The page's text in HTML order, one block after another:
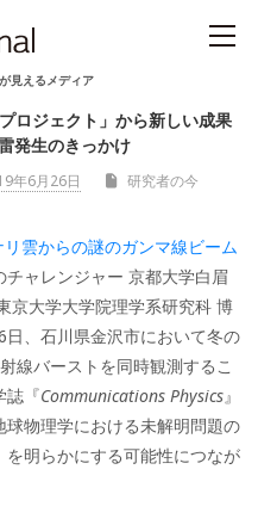
えるメディア
ジェクト」から新しい成果
発生のきっかけ
年6月26日
研究者の今
リ雲からの謎のガンマ線ビーム
チャレンジャー 京都大学白眉
京大学大学院理学系研究科 博
、石川県金沢市において冬の
線バーストを同時観測するこ
誌『Communications Physics』
物理学における未解明問題の
明らかにする可能性につなが